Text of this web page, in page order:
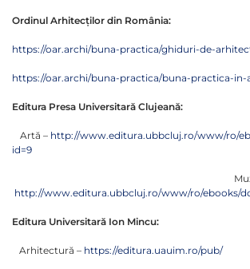
Ordinul Arhitecților din România:
https://oar.archi/buna-practica/ghiduri-de-
https://oar.archi/buna-practica/buna-practica-in-
Editura Presa Universitară Clujeană:
Artă – http://www.editura.ubbcluj.ro/www/ro/
id=9
http://www.editura.ubbcluj.ro/www/ro/ebooks/
Editura Universitară Ion Mincu:
Arhitectură – https://editura.uauim.ro/pub/